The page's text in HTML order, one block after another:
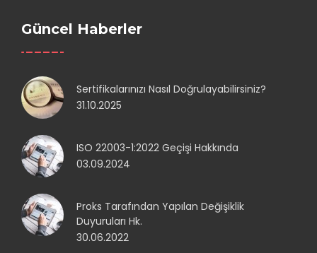
Güncel Haberler
Sertifikalarınızı Nasıl Doğrulayabilirsiniz?
31.10.2025
ISO 22003-1:2022 Geçişi Hakkında
03.09.2024
Proks Tarafından Yapılan Değişiklik
Duyuruları Hk.
30.06.2022